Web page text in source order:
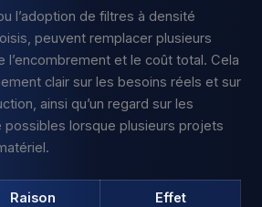
l’adoption de filtres à densité
peuvent remplacer plusieurs
l’encombrement et le coût total. Cela
clair sur les besoins réels et sur
ainsi qu’un regard sur les
possibles lorsque plusieurs projets
Raison Effet